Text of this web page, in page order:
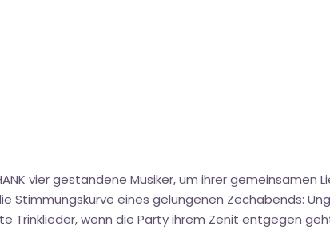
vier gestandene Musiker, um ihrer gemeinsamen
Stimmungskurve eines gelungenen Zechabends:
Trinklieder, wenn die Party ihrem Zenit entgegen